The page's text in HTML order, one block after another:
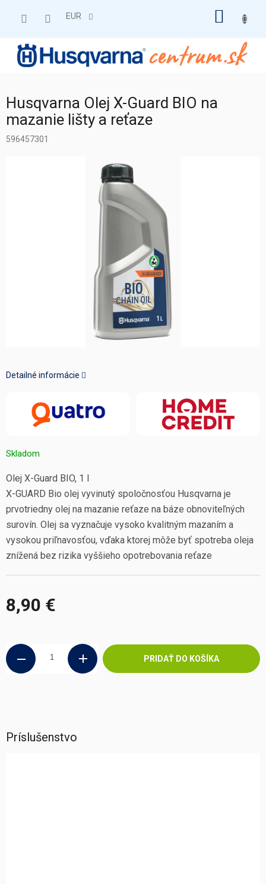
EUR
Husqvarna Olej X-Guard BIO na
mazanie lišty a reťaze
596457301
8,90 €
Skladom
PRIDAŤ DO KOŠÍKA
Olej X-Guard BIO, 1 l
X-GUARD Bio olej vyvinutý spoločnosťou Husqvarna je
prvotriedny olej na mazanie reťaze na báze obnoviteľných
surovín. Olej sa vyznačuje vysoko kvalitným mazaním a
vysokou priľnavosťou, vďaka ktorej môže byť spotreba oleja
znížená bez rizika vyššieho opotrebovania reťaze
Detailné informácie
Príslušenstvo